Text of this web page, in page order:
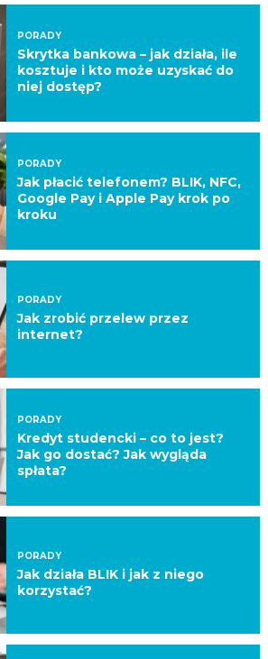
PORADY
Skrytka bankowa – jak działa, ile
kosztuje i kto może uzyskać do
niej dostęp?
PORADY
Jak płacić telefonem? BLIK, NFC,
Google Pay i Apple Pay krok po
kroku
PORADY
Jak zrobić przelew przez
internet?
PORADY
Kredyt studencki – co to jest?
Jak go dostać? Jak wygląda
spłata?
PORADY
Jak działa BLIK i jak z niego
korzystać?